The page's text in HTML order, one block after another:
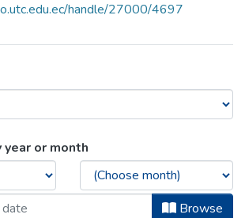
handle/27000/4697
- Ingeniería en
or month
Browse